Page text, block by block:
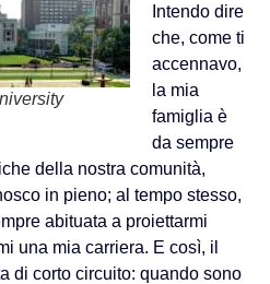
Intendo dire
che, come ti
accennavo,
la mia
famiglia è
da sempre
della nostra comunità,
in pieno; al tempo stesso,
abituata a proiettarmi
una mia carriera. E così, il
di corto circuito: quando sono